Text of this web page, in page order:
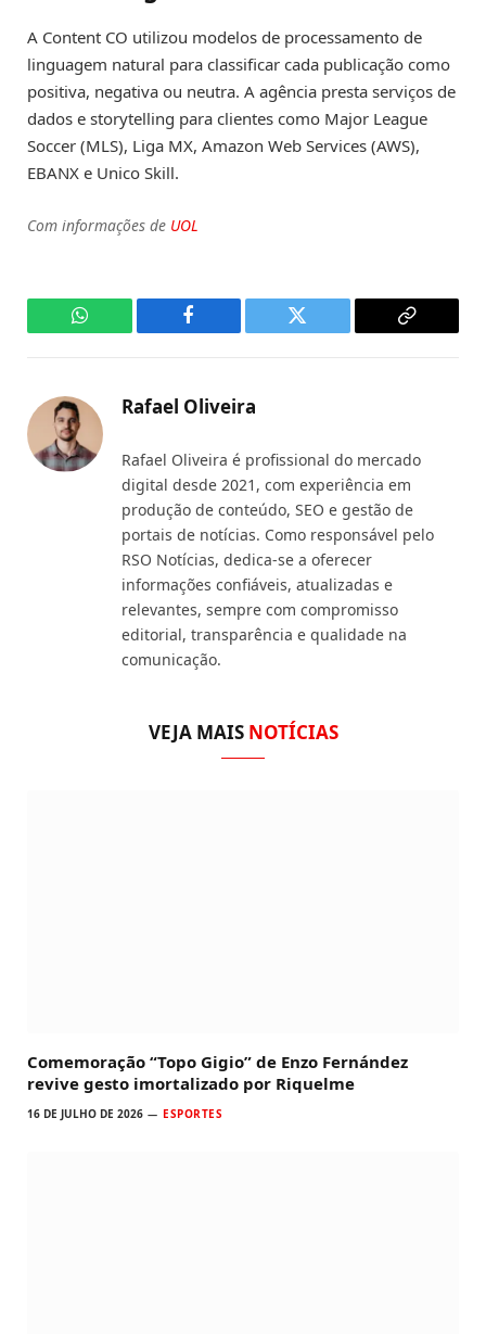
A Content CO utilizou modelos de processamento de
linguagem natural para classificar cada publicação como
positiva, negativa ou neutra. A agência presta serviços de
dados e storytelling para clientes como Major League
Soccer (MLS), Liga MX, Amazon Web Services (AWS),
EBANX e Unico Skill.
Com informações de UOL
WhatsApp Facebook Twitter
Copy
Rafael Oliveira
Rafael Oliveira é profissional do mercado
digital desde 2021, com experiência em
produção de conteúdo, SEO e gestão de
portais de notícias. Como responsável pelo
RSO Notícias, dedica-se a oferecer
informações confiáveis, atualizadas e
relevantes, sempre com compromisso
editorial, transparência e qualidade na
comunicação.
VEJA MAIS NOTÍCIAS
Comemoração “Topo Gigio” de Enzo Fernández
revive gesto imortalizado por Riquelme
16 DE JULHO DE 2026 ESPORTES